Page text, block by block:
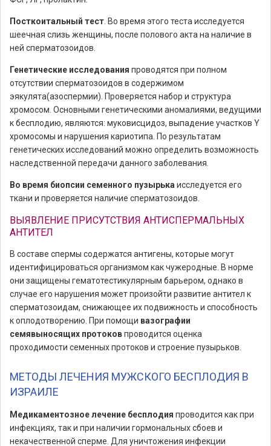
Посткоитальный тест . Во время этого теста исследуется
шеечная слизь женщины, после полового акта на наличие в
ней сперматозоидов.
Генетические исследования проводятся при полном
отсутствии сперматозоидов в содержимом
эякулята(азоспермии). Проверяется набор и структура
хромосом. Основными генетическими аномалиями, ведущими
к бесплодию, являются: муковисцидоз, выпадение участков Y
хромосомы и нарушения кариотипа. По результатам
генетических исследований можно определить возможность
наследственной передачи данного заболевания.
Во время биопсии семенного пузырька исследуется его
ткани и проверяется наличие сперматозоидов.
ВЫЯВЛЕНИЕ ПРИСУТСТВИЯ АНТИСПЕРМАЛЬНЫХ
АНТИТЕЛ
В составе спермы содержатся антигены, которые могут
идентифицироваться организмом как чужеродные. В норме
они защищены гематотестикулярным барьером, однако в
случае его нарушения может произойти развитие антител к
сперматозоидам, снижающее их подвижность и способность
к оплодотворению. При помощи вазографии
семявыносящих протоковпроводится оценка
проходимости семенных протоков и строение пузырьков.
МЕТОДЫ ЛЕЧЕНИЯ МУЖСКОГО БЕСПЛОДИЯ В
ИЗРАИЛЕ
Медикаментозное лечение бесплодия проводится как при
инфекциях, так и при наличии гормональных сбоев и
некачественной сперме. Для уничтожения инфекции